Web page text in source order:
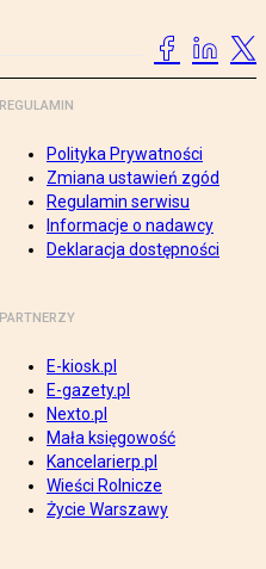
REGULAMIN
Polityka Prywatności
Zmiana ustawień zgód
Regulamin serwisu
Informacje o nadawcy
Deklaracja dostępności
PARTNERZY
E-kiosk.pl
E-gazety.pl
Nexto.pl
Mała księgowość
Kancelarierp.pl
Wieści Rolnicze
Życie Warszawy